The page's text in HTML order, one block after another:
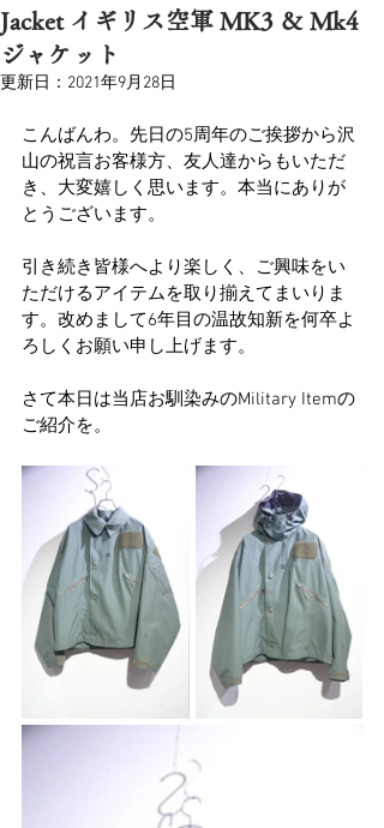
Jacket イギリス空軍 MK3 ＆ Mk4
ジャケット
更新日： 2021年9月28日
こんばんわ。先日の5周年のご挨拶から沢
山の祝言お客様方、友人達からもいただ
き、大変嬉しく思います。本当にありが
とうございます。
引き続き皆様へより楽しく、ご興味をい
ただけるアイテムを取り揃えてまいりま
す。改めまして6年目の温故知新を何卒よ
ろしくお願い申し上げます。
さて本日は当店お馴染みのMilitary Itemの
ご紹介を。